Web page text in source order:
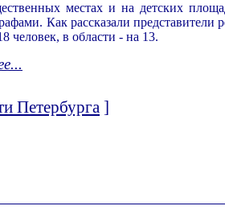
местах и на детских
Как рассказали
человек, в области - на 13.
Петербурга ]